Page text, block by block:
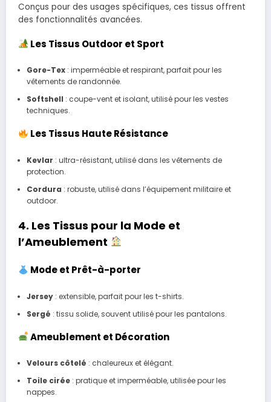
Conçus pour des usages spécifiques, ces tissus offrent
des fonctionnalités avancées.
Les Tissus Outdoor et Sport
Gore-Tex: imperméable et respirant, parfait pour les
vêtements de randonnée.
Softshell : coupe-vent et isolant, utilisé pour les vestes
techniques.
Les Tissus Haute Résistance
Kevlar : ultra-résistant, utilisé dans les vêtements de
protection.
Cordura : robuste, utilisé dans l’équipement militaire et
outdoor.
4. Les Tissus pour la Mode et
l’Ameublement
Mode et Prêt-à-porter
Jersey: extensible, parfait pour les t-shirts.
Sergé : tissu solide, souvent utilisé pour les pantalons.
Ameublement et Décoration
Velours côtelé : chaleureux et élégant.
Toile cirée: pratique et imperméable, utilisée pour les
nappes.